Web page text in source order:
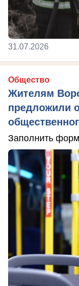
31.07.2026
Общество
Жителям
предложили
Заполнить